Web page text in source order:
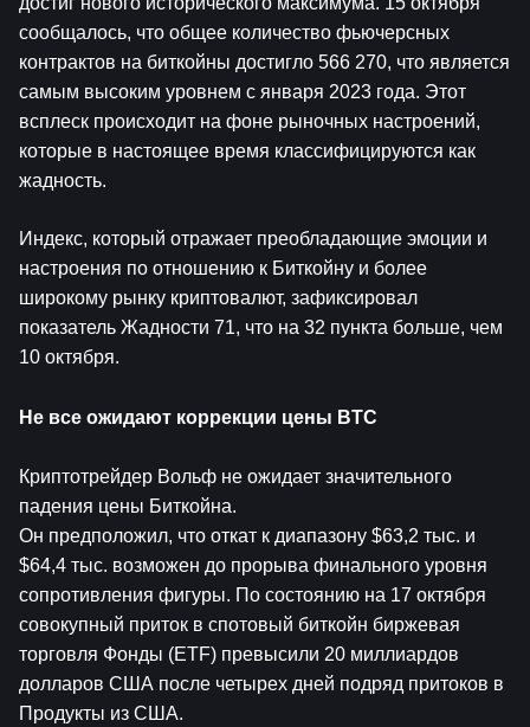
сообщалось, что общее количество фьючерсных
контрактов на биткойны достигло 566 270, что является
самым высоким уровнем с января 2023 года. Этот
всплеск происходит на фоне рыночных настроений,
которые в настоящее время классифицируются как
жадность.
Индекс, который отражает преобладающие эмоции и
настроения по отношению к Биткойну и более
широкому рынку криптовалют, зафиксировал
показатель Жадности 71, что на 32 пункта больше, чем
10 октября.
Не все ожидают коррекции цены BTC
Криптотрейдер Вольф не ожидает значительного
падения цены Биткойна.
Он предположил, что откат к диапазону $63,2 тыс. и
$64,4 тыс. возможен до прорыва финального уровня
сопротивления фигуры. По состоянию на 17 октября
совокупный приток в спотовый биткойн биржевая
торговля Фонды (ETF) превысили 20 миллиардов
Продукты из США.